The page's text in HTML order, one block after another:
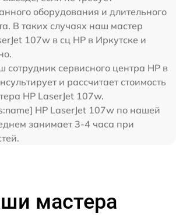
оборудования и длительного
В таких случаях наш мастер
107w в сц HP в Иркутске и
сотрудник сервисного центра HP в
и рассчитает стоимость
HP LaserJet 107w.
HP LaserJet 107w по нашей
занимает 3-4 часа при
мастера